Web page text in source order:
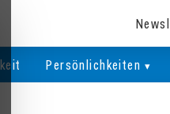
Persönlichkeiten